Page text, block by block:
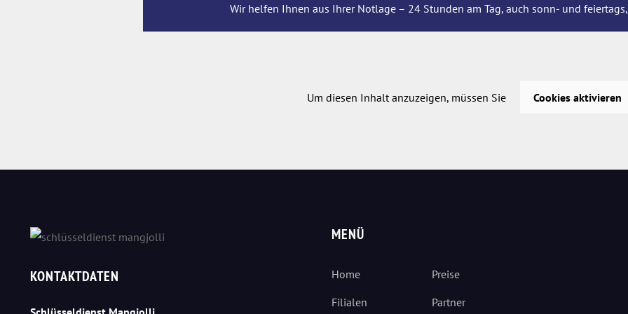
Wir helfen Ihnen aus Ihrer Notlage – 24 Stunden am Tag, auch sonn- und feiertags,
Um diesen Inhalt anzuzeigen, müssen Sie Cookies aktivieren
KONTAKTDATEN
MENÜ
Home
Filialen
Preise
Partner